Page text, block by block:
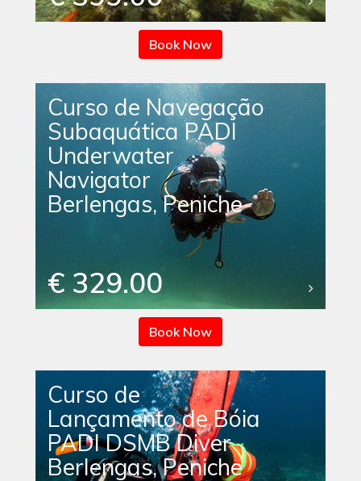
Book Now
Curso de Navegação
Subaquática PADI
Underwater
Navigator
Berlengas, Peniche
€ 329.00
Book Now
Curso de
Lançamento de Bóia
PADI DSMB Diver
Berlengas, Peniche